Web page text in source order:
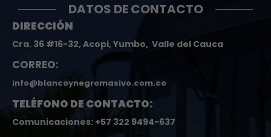
DATOS DE CONTACTO
DIRECCIÓN
Cra. 36 #16-32, Acopi, Yumbo, Valle del Cauca
CORREO:
info@blancoynegromasivo.com.co
TELÉFONO DE CONTACTO:
Comunicaciones: +57 322 9494-637